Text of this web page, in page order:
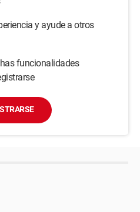
y ayude a otros
funcionalidades